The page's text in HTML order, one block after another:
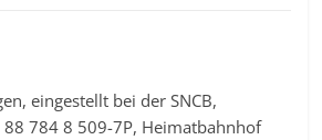
eingestellt bei der SNCB,
784 8 509-7P, Heimatbahnhof